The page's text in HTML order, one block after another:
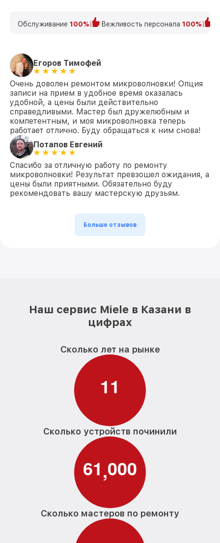
Обслуживание 100% Вежливость персонала 100%
Егоров Тимофей
Очень доволен ремонтом микроволновки! Опция
записи на прием в удобное время оказалась
удобной, а цены были действительно
справедливыми. Мастер был дружелюбным и
компетентным, и моя микроволновка теперь
работает отлично. Буду обращаться к ним снова!
Потапов Евгений
Спасибо за отличную работу по ремонту
микроволновки! Результат превзошел ожидания, а
цены были приятными. Обязательно буду
рекомендовать вашу мастерскую друзьям.
Больше отзывов
Наш сервис Miele в Казани в
цифрах
Сколько лет на рынке
11
Сколько устройств починили
61,000
Сколько мастеров по ремонту